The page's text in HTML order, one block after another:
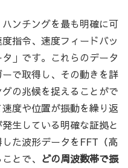
ンチングを最も明確に可
指令、速度フィードバッ
」です。これらのデータ
で取得し、その動きを詳
の兆候を捉えることがで
度や位置が振動を繰り返
生している明確な証拠と
た波形データをFFT（高
とで、 どの周波数帯で振